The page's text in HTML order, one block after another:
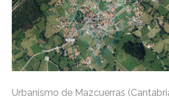
Urbanismo de Mazcuerras